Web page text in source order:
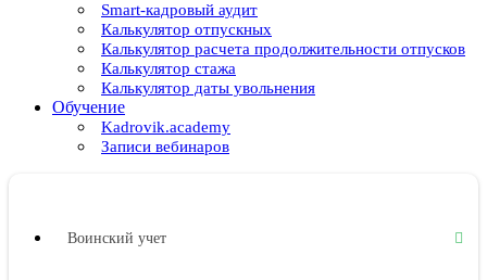
Smart-кадровый аудит
Калькулятор отпускных
Калькулятор расчета продолжительности отпусков
Калькулятор стажа
Калькулятор даты увольнения
Обучение
Kadrovik.academy
Записи вебинаров
Воинский учет